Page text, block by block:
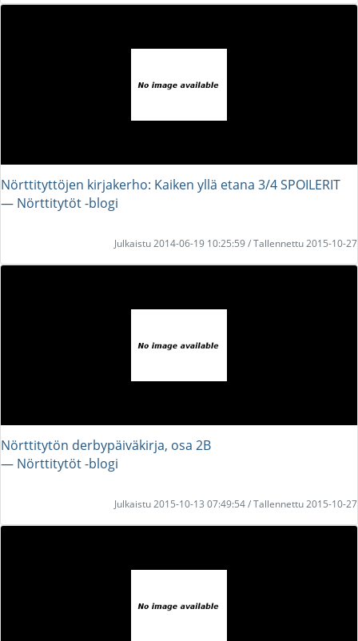
Nörttityttöjen kirjakerho: Kaiken yllä etana 3/4 SPOILERIT
― Nörttitytöt -blogi
Julkaistu 2014-06-19 10:25:59 / Tallennettu 2015-10-27
Nörttitytön derbypäiväkirja, osa 2B
― Nörttitytöt -blogi
Julkaistu 2015-10-13 07:49:54 / Tallennettu 2015-10-27